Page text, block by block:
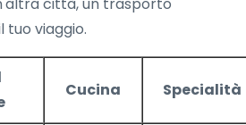
tuo viaggio.
Cucina Specialità